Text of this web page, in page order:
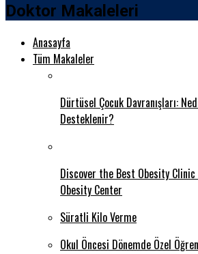
Doktor Makaleleri
Anasayfa
Tüm Makaleler
Dürtüsel Çocuk Davranışları:
Desteklenir?
Discover the Best Obesity
Obesity Center
Süratli Kilo Verme
Okul Öncesi Dönemde Özel